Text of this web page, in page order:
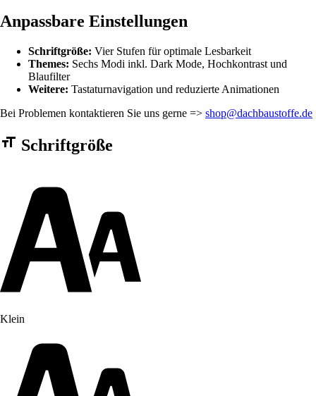
Anpassbare Einstellungen
Schriftgröße: Vier Stufen für optimale Lesbarkeit
Themes: Sechs Modi inkl. Dark Mode, Hochkontrast und
Blaufilter
Weitere: Tastaturnavigation und reduzierte Animationen
Bei Problemen kontaktieren Sie uns gerne => shop@dachbaustoffe.de
Barrierefreiheit Einstellungen Formular
Schriftgröße
Klein